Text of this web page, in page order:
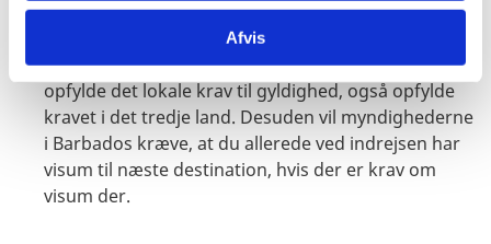
Afvis
under opholdet.
Hvis du skal videre fra Barbados til et tredje land,
skal dit pas ved indrejsen på Barbados, udover at
opfylde det lokale krav til gyldighed, også opfylde
kravet i det tredje land. Desuden vil myndighederne
i Barbados kræve, at du allerede ved indrejsen har
visum til næste destination, hvis der er krav om
visum der.